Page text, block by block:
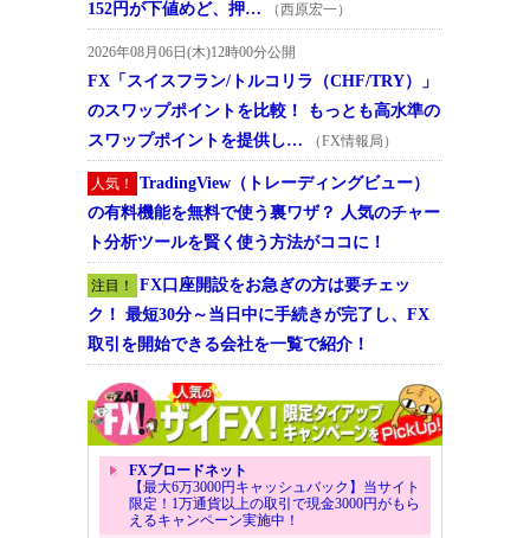
152円が下値めど、押… （西原宏一）
2026年08月06日(木)12時00分公開
FX「スイスフラン/トルコリラ（CHF/TRY）」
のスワップポイントを比較！ もっとも高水準の
スワップポイントを提供し…
（FX情報局）
人気！
TradingView（トレーディングビュー）
の有料機能を無料で使う裏ワザ？ 人気のチャー
ト分析ツールを賢く使う方法がココに！
注目！
FX口座開設をお急ぎの方は要チェッ
ク！ 最短30分～当日中に手続きが完了し、FX
取引を開始できる会社を一覧で紹介！
FXブロードネット
【最大6万3000円キャッシュバック】当サイト
限定！1万通貨以上の取引で現金3000円がもら
えるキャンペーン実施中！